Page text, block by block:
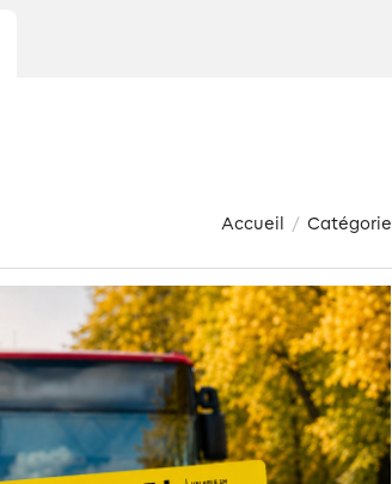
Accueil / Catégorie